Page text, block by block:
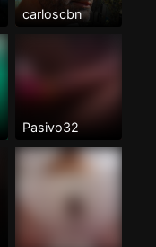
carloscbn
Pasivo32